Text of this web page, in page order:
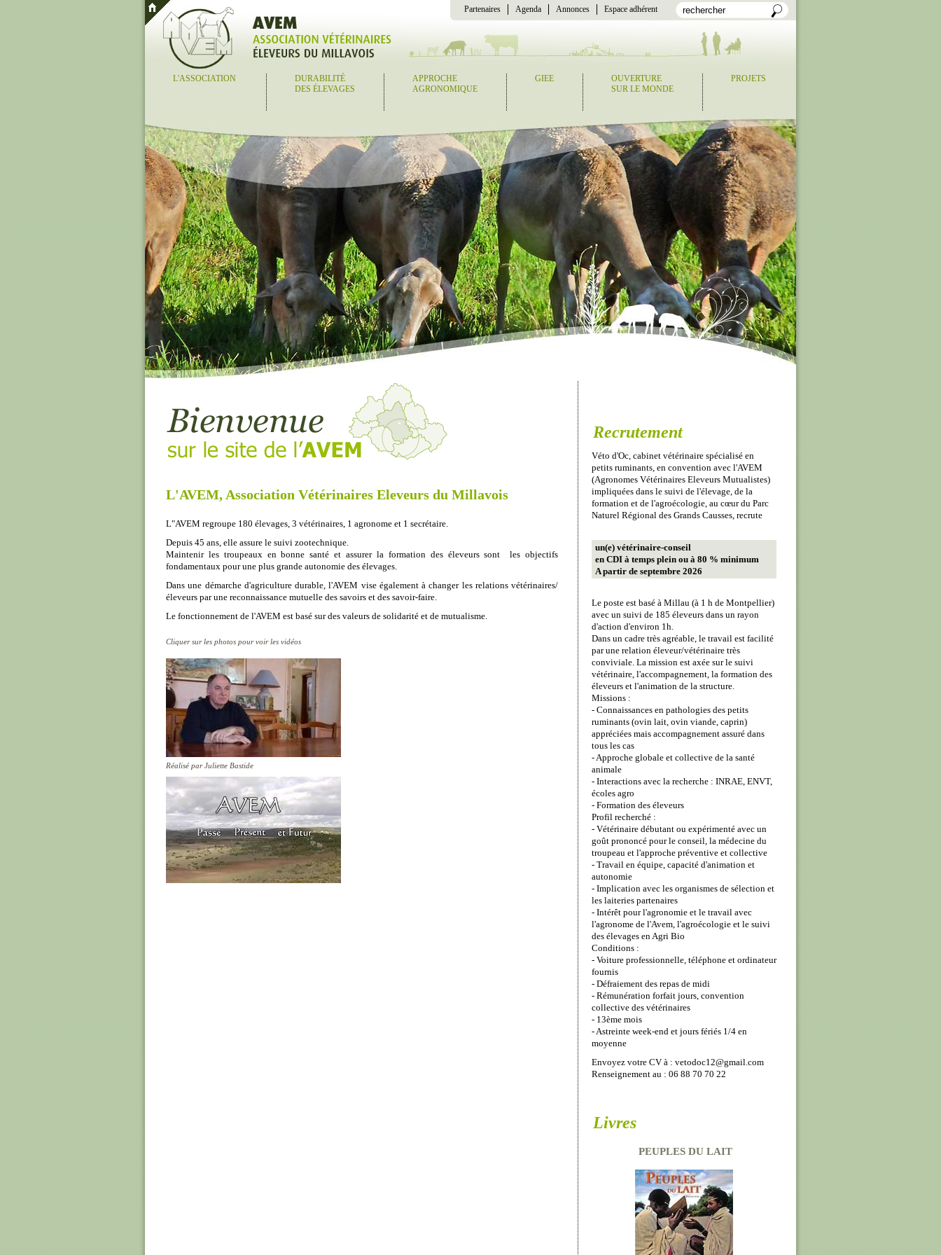
Partenaires Agenda Annonces Espace adhérent
L'ASSOCIATION
DURABILITÉ
DES ÉLEVAGES
APPROCHE
AGRONOMIQUE
GIEE
OUVERTURE
SUR LE MONDE
PROJETS
L'AVEM, Association Vétérinaires Eleveurs du Millavois
L"AVEM regroupe 180 élevages, 3 vétérinaires, 1 agronome et 1 secrétaire.
Depuis 45 ans, elle assure le suivi zootechnique.
Maintenir les troupeaux en bonne santé et assurer la formation des éleveurs sont les objectifs
fondamentaux pour une plus grande autonomie des élevages.
Dans une démarche d'agriculture durable, l'AVEM vise également à changer les relations vétérinaires/
éleveurs par une reconnaissance mutuelle des savoirs et des savoir-faire.
Le fonctionnement de l'AVEM est basé sur des valeurs de solidarité et de mutualisme.
Cliquer sur les photos pour voir les vidéos
Réalisé par Juliette Bastide
Recrutement
Véto d'Oc, cabinet vétérinaire spécialisé en
petits ruminants, en convention avec l'AVEM
(Agronomes Vétérinaires Eleveurs Mutualistes)
impliquées dans le suivi de l'élevage, de la
formation et de l'agroécologie, au cœur du Parc
Naturel Régional des Grands Causses, recrute
un(e) vétérinaire-conseil
en CDI à temps plein ou à 80 % minimum
A partir de septembre 2026
Le poste est basé à Millau (à 1 h de Montpellier)
avec un suivi de 185 éleveurs dans un rayon
d'action d'environ 1h.
Dans un cadre très agréable, le travail est facilité
par une relation éleveur/vétérinaire très
conviviale. La mission est axée sur le suivi
vétérinaire, l'accompagnement, la formation des
éleveurs et l'animation de la structure.
Missions :
- Connaissances en pathologies des petits
ruminants (ovin lait, ovin viande, caprin)
appréciées mais accompagnement assuré dans
tous les cas
- Approche globale et collective de la santé
animale
- Interactions avec la recherche : INRAE, ENVT,
écoles agro
- Formation des éleveurs
Profil recherché :
- Vétérinaire débutant ou expérimenté avec un
goût prononcé pour le conseil, la médecine du
troupeau et l'approche préventive et collective
- Travail en équipe, capacité d'animation et
autonomie
- Implication avec les organismes de sélection et
les laiteries partenaires
- Intérêt pour l'agronomie et le travail avec
l'agronome de l'Avem, l'agroécologie et le suivi
des élevages en Agri Bio
Conditions :
- Voiture professionnelle, téléphone et ordinateur
fournis
- Défraiement des repas de midi
- Rémunération forfait jours, convention
collective des vétérinaires
- 13ème mois
- Astreinte week-end et jours fériés 1/4 en
moyenne
Envoyez votre CV à : vetodoc12@gmail.com
Renseignement au : 06 88 70 70 22
Livres
PEUPLES DU LAIT